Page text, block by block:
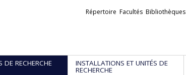
Liens
Répertoire Facultés Bibliothèques
DE RECHERCHE INSTALLATIONS ET UNITÉS DE
RECHERCHE